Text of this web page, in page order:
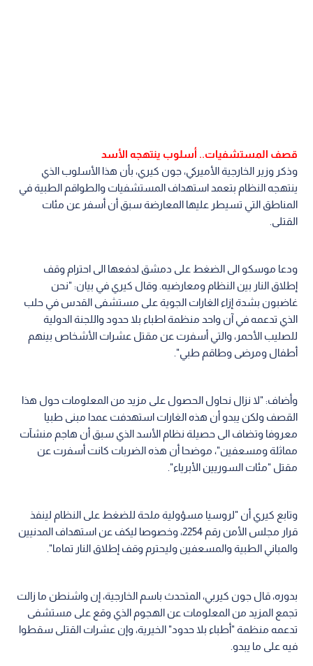
قصف المستشفيات.. أسلوب ينتهجه الأسد
وذكر وزير الخارجية الأميركي، جون كيري، بأن هذا الأسلوب الذي
ينتهجه النظام بتعمد استهداف المستشفيات والطواقم الطبية في
المناطق التي تسيطر عليها المعارضة سبق أن أسفر عن مئات
القتلى.
ودعا موسكو الى الضغط على دمشق لدفعها الى احترام وقف
إطلاق النار بين النظام ومعارضيه. وقال كيري في بيان: "نحن
غاضبون بشدة إزاء الغارات الجوية على مستشفى القدس في حلب
الذي تدعمه في آن واحد منظمة اطباء بلا حدود واللجنة الدولية
للصليب الأحمر، والتي أسفرت عن مقتل عشرات الأشخاص بينهم
أطفال ومرضى وطاقم طبي".
وأضاف: "لا نزال نحاول الحصول على مزيد من المعلومات حول هذا
القصف ولكن يبدو أن هذه الغارات استهدفت عمدا مبنى طبيا
معروفا وتضاف الى حصيلة نظام الأسد الذي سبق أن هاجم منشآت
مماثلة ومسعفين"، موضحا أن هذه الضربات كانت أسفرت عن
مقتل "مئات السوريين الأبرياء".
وتابع كيري أن "لروسيا مسؤولية ملحة للضغط على النظام لينفذ
قرار مجلس الأمن رقم 2254، وخصوصا ليكف عن استهداف المدنيين
والمباني الطبية والمسعفين وليحترم وقف إطلاق النار تماما".
بدوره، قال جون كيربي، المتحدث باسم الخارجية، إن واشنطن ما زالت
تجمع المزيد من المعلومات عن الهجوم الذي وقع على مستشفى
تدعمه منظمة "أطباء بلا حدود" الخيرية، وإن عشرات القتلى سقطوا
فيه على ما يبدو.